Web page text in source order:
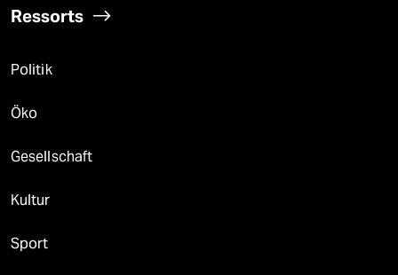
Ressorts
Politik
Öko
Gesellschaft
Kultur
Sport